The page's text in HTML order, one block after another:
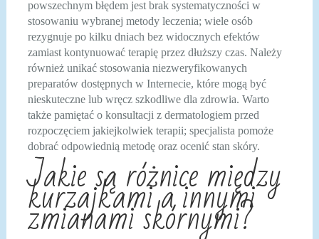
powszechnym błędem jest brak systematyczności w
stosowaniu wybranej metody leczenia; wiele osób
rezygnuje po kilku dniach bez widocznych efektów
zamiast kontynuować terapię przez dłuższy czas. Należy
również unikać stosowania niezweryfikowanych
preparatów dostępnych w Internecie, które mogą być
nieskuteczne lub wręcz szkodliwe dla zdrowia. Warto
także pamiętać o konsultacji z dermatologiem przed
rozpoczęciem jakiejkolwiek terapii; specjalista pomoże
dobrać odpowiednią metodę oraz ocenić stan skóry.
Jakie są różnice między
kurzajkami a innymi
zmianami skórnymi?